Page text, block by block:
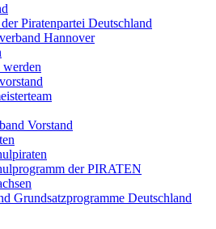
Piratenpartei Deutschland
Hannover
Vorstand
der PIRATEN
Grundsatzprogramme Deutschland